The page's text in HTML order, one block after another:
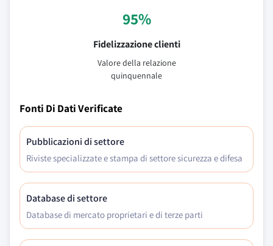
95%
Fidelizzazione clienti
Valore della relazione
quinquennale
Fonti Di Dati Verificate
Pubblicazioni di settore
Riviste specializzate e stampa di settore sicurezza e difesa
Database di settore
Database di mercato proprietari e di terze parti